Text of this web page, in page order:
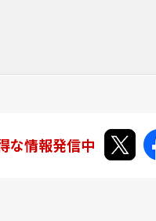
な情報発信中